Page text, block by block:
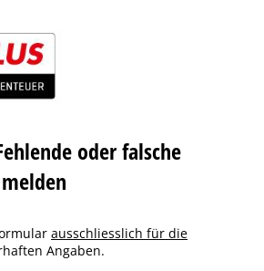
oder falsche
ausschliesslich für die
Angaben.